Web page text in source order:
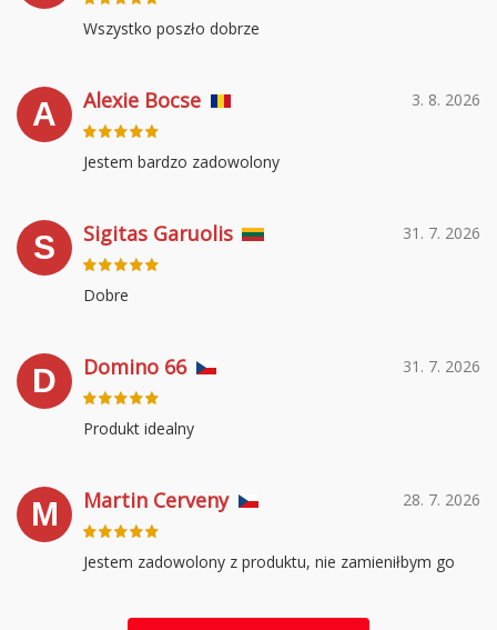
Wszystko poszło dobrze
A 3. 8. 2026
Alexie Bocse
Jestem bardzo zadowolony
S 31. 7. 2026
Sigitas Garuolis
Dobre
D 31. 7. 2026
Domino 66
Produkt idealny
M 28. 7. 2026
Martin Cerveny
Jestem zadowolony z produktu, nie zamieniłbym go